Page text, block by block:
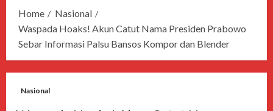
Home
Nasional
Waspada Hoaks! Akun Catut Nama Presiden Prabowo
Sebar Informasi Palsu Bansos Kompor dan Blender
Nasional